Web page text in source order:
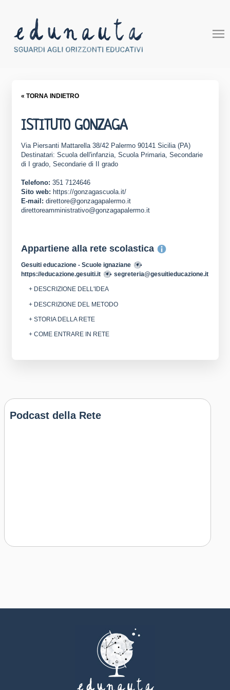
« TORNA INDIETRO
ISTITUTO GONZAGA
Via Piersanti Mattarella 38/42 Palermo 90141 Sicilia (PA)
Destinatari: Scuola dell'infanzia, Scuola Primaria, Secondarie
di I grado, Secondarie di II grado
Telefono: 351 7124646
Sito web: https://gonzagascuola.it/
E-mail: direttore@gonzagapalermo.it
direttoreamministrativo@gonzagapalermo.it
Appartiene alla rete scolastica
Gesuiti educazione - Scuole ignaziane
https://educazione.gesuiti.it
segreteria@gesuitieducazione.it
+ DESCRIZIONE DELL'IDEA
+ DESCRIZIONE DEL METODO
+ STORIA DELLA RETE
+ COME ENTRARE IN RETE
Podcast della Rete